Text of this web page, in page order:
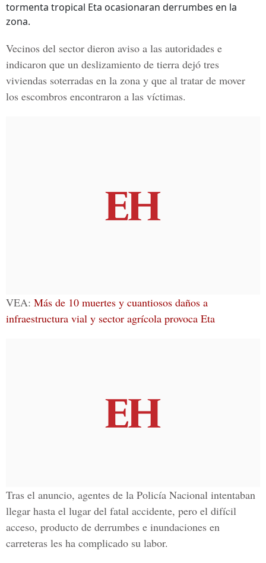
tormenta tropical Eta ocasionaran derrumbes en la
zona.
Vecinos del sector dieron aviso a las autoridades e
indicaron que un deslizamiento de tierra dejó tres
viviendas soterradas en la zona y que al tratar de mover
los escombros encontraron a las víctimas.
VEA: Más de 10 muertes y cuantiosos daños a
infraestructura vial y sector agrícola provoca Eta
Tras el anuncio, agentes de la Policía Nacional intentaban
llegar hasta el lugar del fatal accidente, pero el difícil
acceso, producto de derrumbes e inundaciones en
carreteras les ha complicado su labor.